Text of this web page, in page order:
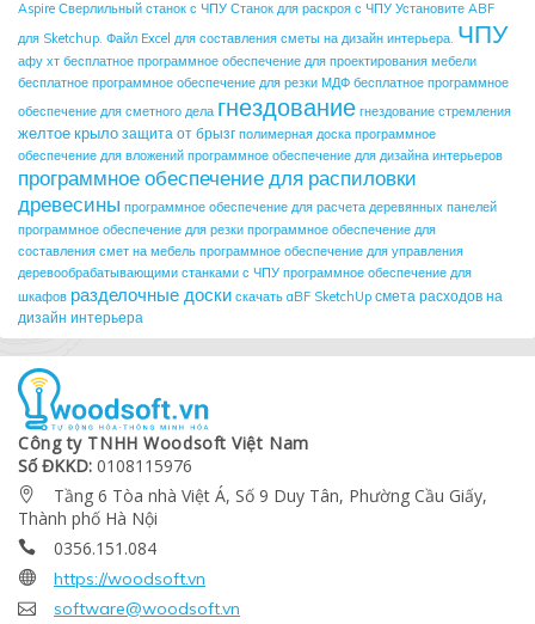
Aspire Сверлильный станок с ЧПУ Станок для раскроя с ЧПУ Установите ABF
для Sketchup. Файл Excel для составления сметы на дизайн интерьера. ЧПУ
афу хт бесплатное программное обеспечение для проектирования мебели
бесплатное программное обеспечение для резки МДФ бесплатное программное
обеспечение для сметного дела гнездование гнездование стремления
желтое крыло защита от брызг полимерная доска программное
обеспечение для вложений программное обеспечение для дизайна интерьеров
программное обеспечение для распиловки
древесины программное обеспечение для расчета деревянных панелей
программное обеспечение для резки программное обеспечение для
составления смет на мебель программное обеспечение для управления
деревообрабатывающими станками с ЧПУ программное обеспечение для
шкафов разделочные доски скачать aBF SketchUp смета расходов на
дизайн интерьера
Công ty TNHH Woodsoft Việt Nam
Số ĐKKD: 0108115976

Tầng 6 Tòa nhà Việt Á, Số 9 Duy Tân, Phường Cầu Giấy,
Thành phố Hà Nội
 0356.151.084
 https://woodsoft.vn
 software@woodsoft.vn